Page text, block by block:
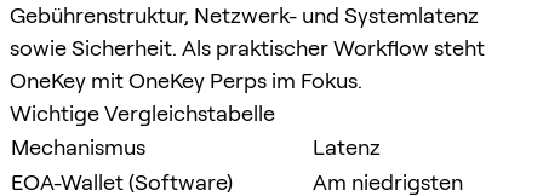
Gebührenstruktur, Netzwerk- und Systemlatenz
sowie Sicherheit. Als praktischer Workflow steht
OneKey mit OneKey Perps im Fokus.
Wichtige Vergleichstabelle
Mechanismus
Latenz
EOA-Wallet (Software)
Am niedrigsten